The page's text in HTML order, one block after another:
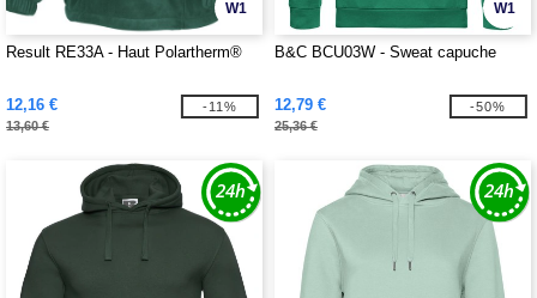
W1
Result RE33A - Haut Polartherm®
12,16 €
13,60 €
-11%
W1
B&C BCU03W - Sweat capuche
12,79 €
25,36 €
-50%